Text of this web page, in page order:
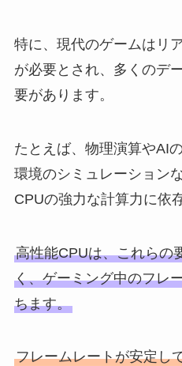
特に、現代のゲームはリ
が必要とされ、多くのデ
要があります。
たとえば、物理演算やAI
環境のシミュレーション
CPUの強力な計算力に依
高性能CPUは、これらの
く、ゲーミング中のフレ
ちます。
フレームレートが安定し